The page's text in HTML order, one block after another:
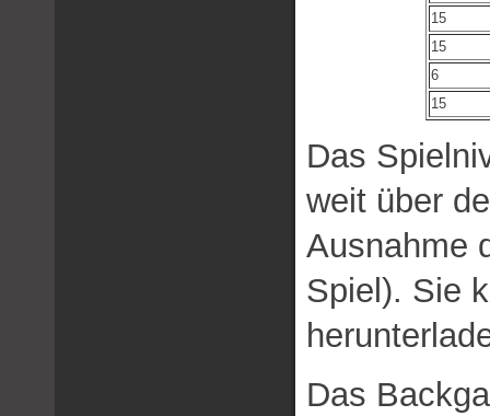
15
15
6
15
Das
weit über
Ausnahme
Spiel). Sie
Das